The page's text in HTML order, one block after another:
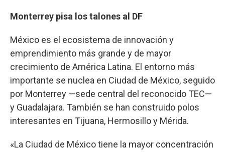
Monterrey pisa los talones al DF
México es el ecosistema de innovación y
emprendimiento más grande y de mayor
crecimiento de América Latina. El entorno más
importante se nuclea en Ciudad de México, seguido
por Monterrey —sede central del reconocido TEC—
y Guadalajara. También se han construido polos
interesantes en Tijuana, Hermosillo y Mérida.
«La Ciudad de México tiene la mayor concentración